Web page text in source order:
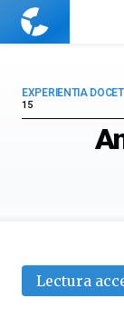
Cuaderno
EXPERIENTIA DOCET
15
Lectura